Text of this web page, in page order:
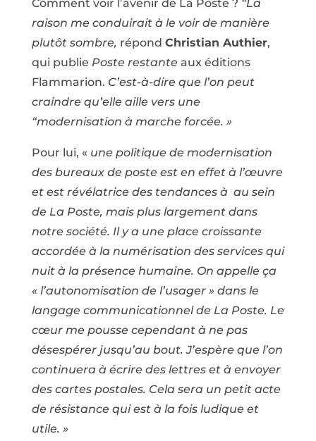
Comment voir l’avenir de La Poste ? “La
raison me conduirait à le voir de manière
plutôt sombre, répond Christian Authier,
qui publie Poste restanteaux éditions
Flammarion. C’est-à-dire que l’on peut
craindre qu’elle aille vers une
“modernisation à marche forcée. »
Pour lui, « une politique de modernisation
des bureaux de poste est en effet à l’œuvre
et est révélatrice des tendances à au sein
de La Poste, mais plus largement dans
notre société. Il y a une place croissante
accordée à la numérisation des services qui
nuit à la présence humaine. On appelle ça
« l’autonomisation de l’usager » dans le
langage communicationnel de La Poste. Le
cœur me pousse cependant à ne pas
désespérer jusqu’au bout. J’espère que l’on
continuera à écrire des lettres et à envoyer
des cartes postales. Cela sera un petit acte
de résistance qui est à la fois ludique et
utile. »